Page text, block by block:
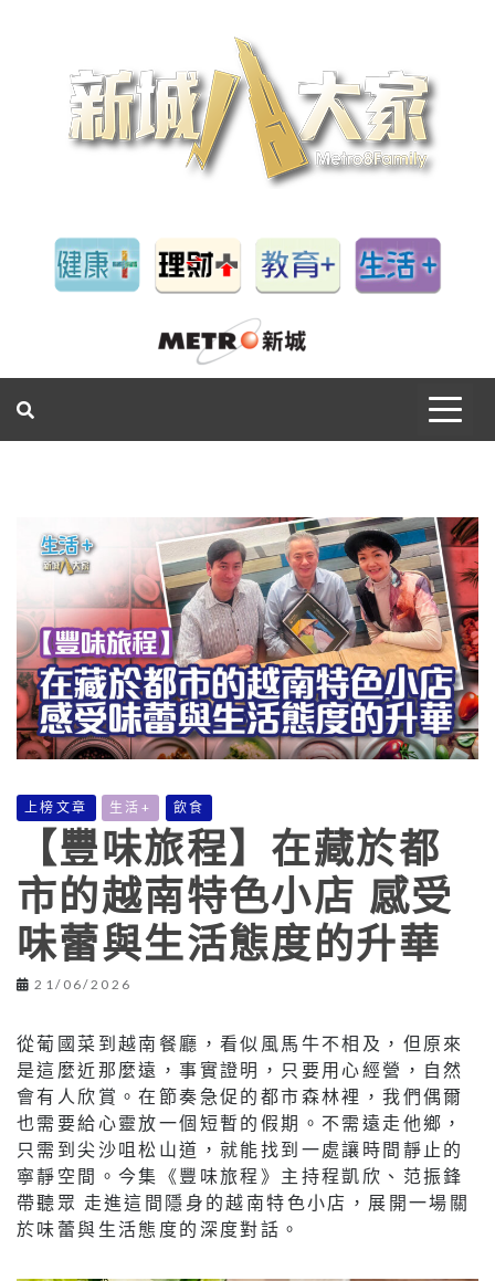
上榜文章 生活+ 飲食
【豐味旅程】在藏於都
市的越南特色小店 感受
味蕾與生活態度的升華
21/06/2026
從葡國菜到越南餐廳，看似風馬牛不相及，但原來
是這麼近那麼遠，事實證明，只要用心經營，自然
會有人欣賞。在節奏急促的都市森林裡，我們偶爾
也需要給心靈放一個短暫的假期。不需遠走他鄉，
只需到尖沙咀松山道，就能找到一處讓時間靜止的
寧靜空間。今集《豐味旅程》主持程凱欣、范振鋒
帶聽眾 走進這間隱身的越南特色小店，展開一場關
於味蕾與生活態度的深度對話。